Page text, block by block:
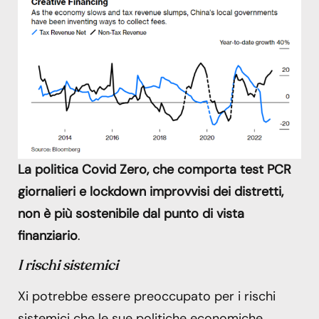
La politica Covid Zero, che comporta test PCR
giornalieri e lockdown improvvisi dei distretti,
non è più sostenibile dal punto di vista
finanziario.
I rischi sistemici
Xi potrebbe essere preoccupato per i rischi